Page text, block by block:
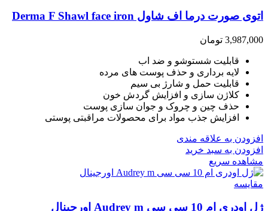
اتوی صورت درما اف شاول Derma F Shawl face iron
3,987,000 تومان
قابلیت شستوشو و ضد اب
لایه برداری و حذف پوست های مرده
قابلیت حمل و شارژ بی سیم
کلاژن سازی و افزایش گردش خون
حذف چین و چروک و جوان سازی پوست
افزایش جذب مواد برای محصولات مراقبتی پوستی
افزودن به علاقه مندی
افزودن به سبد خرید
مشاهده سریع
مقایسه
ژل اودری ام 10 سی سی Audrey m اورجینال